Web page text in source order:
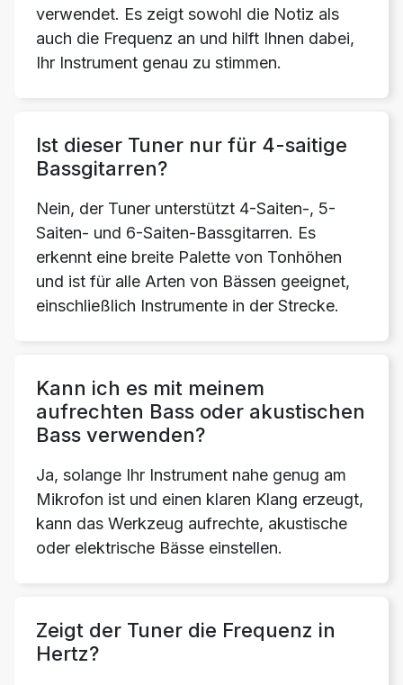
verwendet. Es zeigt sowohl die Notiz als
auch die Frequenz an und hilft Ihnen dabei,
Ihr Instrument genau zu stimmen.
Ist dieser Tuner nur für 4-saitige
Bassgitarren?
Nein, der Tuner unterstützt 4-Saiten-, 5-
Saiten- und 6-Saiten-Bassgitarren. Es
erkennt eine breite Palette von Tonhöhen
und ist für alle Arten von Bässen geeignet,
einschließlich Instrumente in der Strecke.
Kann ich es mit meinem
aufrechten Bass oder akustischen
Bass verwenden?
Ja, solange Ihr Instrument nahe genug am
Mikrofon ist und einen klaren Klang erzeugt,
kann das Werkzeug aufrechte, akustische
oder elektrische Bässe einstellen.
Zeigt der Tuner die Frequenz in
Hertz?